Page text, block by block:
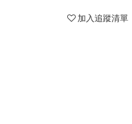
加入追蹤清單